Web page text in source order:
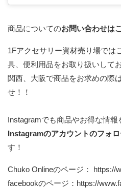
商品についてのお問い合わせは
1Fアクセサリー資材売り場では
具、便利用品をお取り扱いして
関西、大阪で商品をお求めの際
せ！！
Instagramでも商品やお得な情報
Instagramのアカウントのフォ
す！
Chuko Onlineのページ： https://
facebookのページ： https://